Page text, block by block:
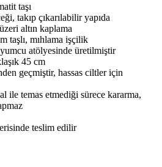
taşı
takıp çıkarılabilir yapıda
altın kaplama
taşlı, mıhlama işçilik
atölyesinde üretilmiştir
45 cm
geçmiştir, hassas ciltler için
ile temas etmediği sürece kararma,
teslim edilir